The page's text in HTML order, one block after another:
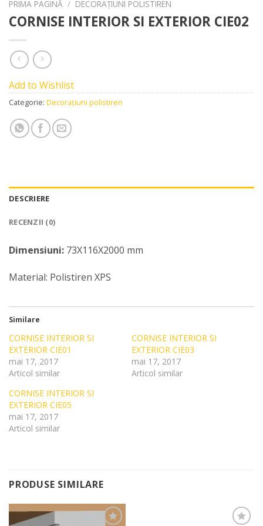
PRIMA PAGINĂ / DECORAȚIUNI POLISTIREN
CORNISE INTERIOR SI EXTERIOR CIE02
Add to Wishlist
Categorie: Decorațiuni polistiren
DESCRIERE
RECENZII (0)
Dimensiuni: 73X116X2000 mm
Material: Polistiren XPS
Similare
CORNISE INTERIOR SI
EXTERIOR CIE01
mai 17, 2017
Articol similar
CORNISE INTERIOR SI
EXTERIOR CIE03
mai 17, 2017
Articol similar
CORNISE INTERIOR SI
EXTERIOR CIE05
mai 17, 2017
Articol similar
PRODUSE SIMILARE